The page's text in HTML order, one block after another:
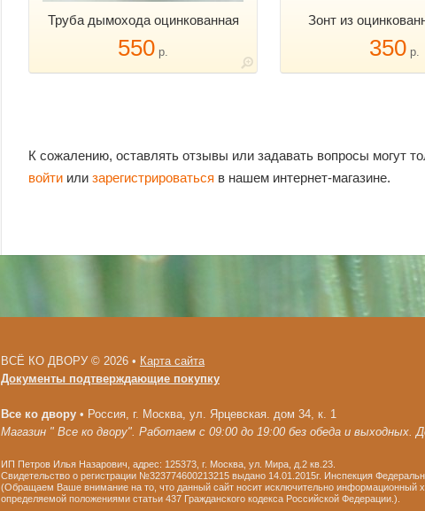
Труба дымохода оцинкованная
550 р.
Зонт из
350 р.
К сожалению, оставлять отзывы или задавать вопросы могут
войти или зарегистрироваться в нашем интернет-магазине.
ВСЁ КО ДВОРУ © 2026 • Карта сайта
Документы подтверждающие покупку
Все ко двору • Россия, г. Москва, ул. Ярцевская. дом 34, к. 1
Магазин " Все ко двору". Работаем с 09:00 до 19:00 без обеда и выходных.
ИП Петров Илья Назарович, адрес: 125373, г. Москва, ул. Мира, д.2 кв.23.
Свидетельство о регистрации №323774600213215 выдано 14.01.2015г. Инспекция
(Обращаем Ваше внимание на то, что данный сайт носит исключительно информационный
определяемой положениями статьи 437 Гражданского кодекса Российской Федерации.).